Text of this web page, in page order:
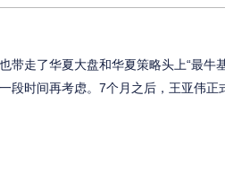
走了华夏大盘和华夏策略头上“最牛
段时间再考虑。7个月之后，王亚伟正